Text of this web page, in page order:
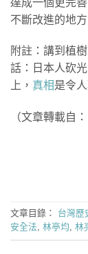
不斷改進的地
附註：講到植
話：日本人砍
上， 真相是令
（文章轉載自
文章目錄： 台灣歷
安全法, 林亭均, 林